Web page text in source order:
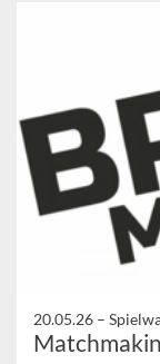
20.05.26 –